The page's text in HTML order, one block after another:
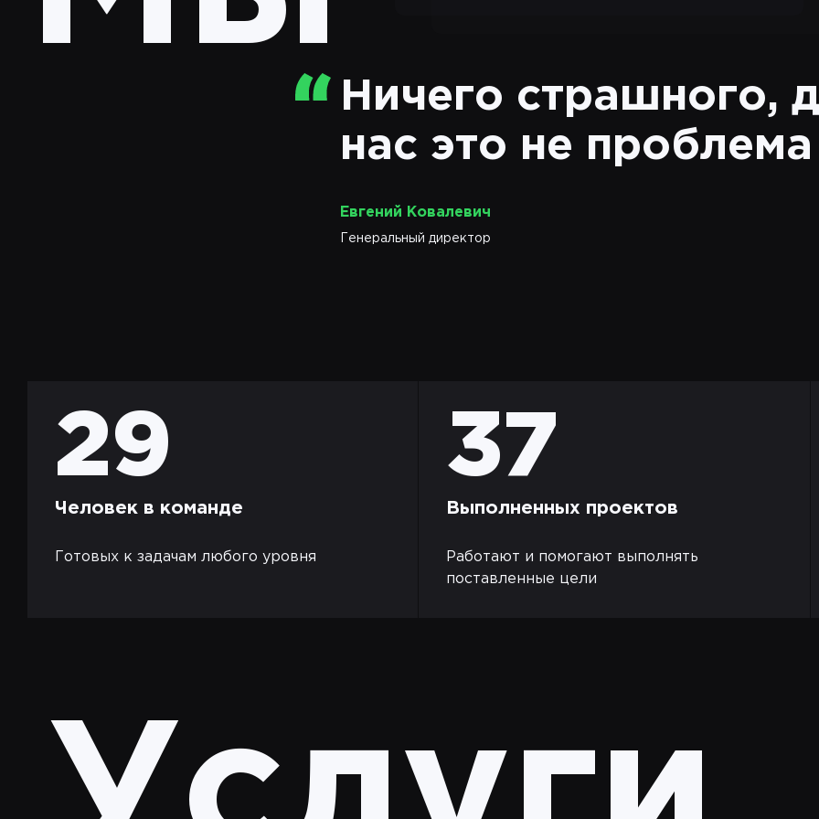
Ничего страшного,
нас это не проблема
Евгений Ковалевич
Генеральный директор
29
Человек в команде
Готовых к задачам любого уровня
37
Выполненных проектов
Работают и помогают выполнять
поставленные цели